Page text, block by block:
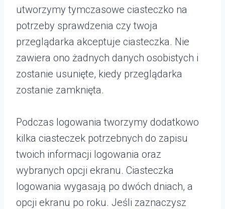
utworzymy tymczasowe ciasteczko na
potrzeby sprawdzenia czy twoja
przeglądarka akceptuje ciasteczka. Nie
zawiera ono żadnych danych osobistych i
zostanie usunięte, kiedy przeglądarka
zostanie zamknięta.
Podczas logowania tworzymy dodatkowo
kilka ciasteczek potrzebnych do zapisu
twoich informacji logowania oraz
wybranych opcji ekranu. Ciasteczka
logowania wygasają po dwóch dniach, a
opcji ekranu po roku. Jeśli zaznaczysz